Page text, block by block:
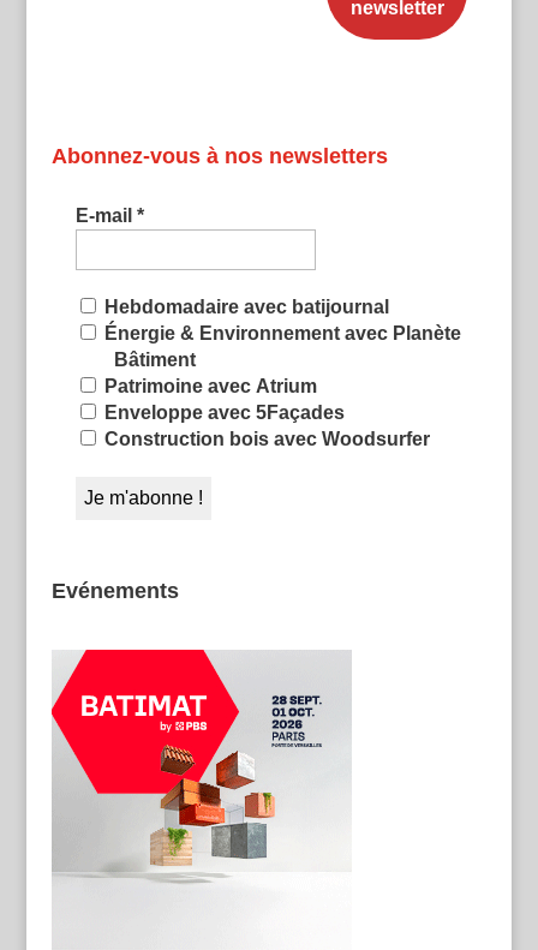
Abonnez-vous à nos newsletters
E-mail *
Hebdomadaire avec batijournal
Énergie & Environnement avec Planète
Bâtiment
Patrimoine avec Atrium
Enveloppe avec 5Façades
Construction bois avec Woodsurfer
Evénements